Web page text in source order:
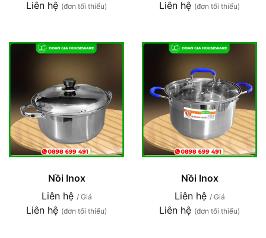
Liên hệ (đơn tối thiểu) Liên hệ (đơn tối thiểu)
Nồi Inox
Liên hệ / Giá
Liên hệ (đơn tối thiểu)
Nồi Inox
Liên hệ / Giá
Liên hệ (đơn tối thiểu)